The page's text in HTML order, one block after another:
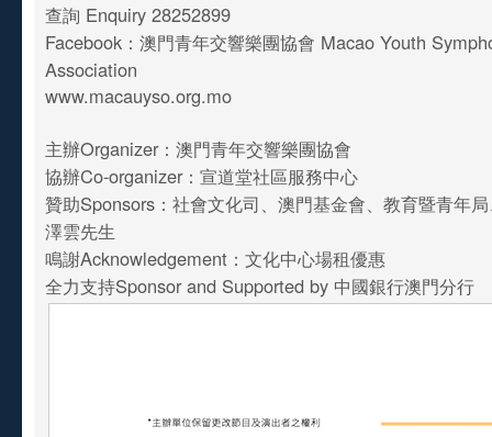
查詢 Enquiry 28252899
Facebook：澳門青年交響樂團協會 Macao Youth
Association
www.macauyso.org.mo
主辦Organizer：澳門青年交響樂團協會
協辦Co-organizer：宣道堂社區服務中心
贊助Sponsors：社會文化司、澳門基金會、教育暨青年
澤雲先生
鳴謝Acknowledgement：文化中心場租優惠
全力支持Sponsor and Supported by 中國銀行澳門分行